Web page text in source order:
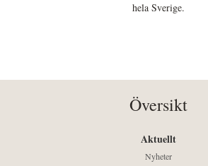
hela Sverige.
Översikt
Aktuellt
Nyheter